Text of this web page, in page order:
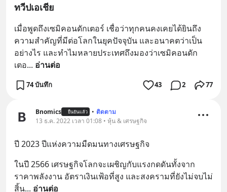
ทวีปเอเชีย
เมื่อพูดถึงเซมิคอนดักเตอร์ เชื่อว่าทุกคนคงเคยได้ยินถึง
ความสำคัญที่มีต่อโลกในยุคปัจจุบัน และอนาคตว่าเป็น
อย่างไร และทำไมหลายประเทศถึงมองว่าเซมิคอนดัก
เตอ... อ่านต่อ
74 บันทึก 43 2 77
Bnomics ยืนยันแล้ว • ติดตาม
13 ธ.ค. 2022 เวลา 01:08 • หุ้น & เศรษฐกิจ
ปี 2023 ปีแห่งความมืดมนทางเศรษฐกิจ
ในปี 2566 เศรษฐกิจโลกจะเผชิญกับแรงกดดันทั้งจาก
ราคาพลังงาน อัตราเงินเฟ้อที่สูง และสงครามที่ยังไม่จบไม่
สิ้น... อ่านต่อ